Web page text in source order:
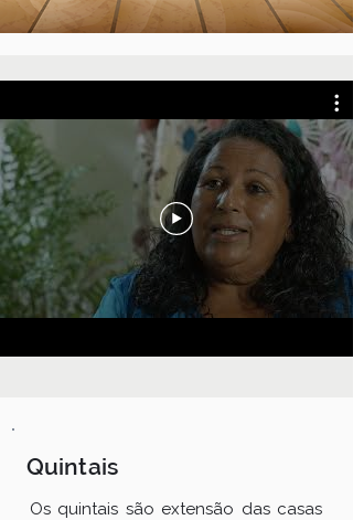
Quintais
Os quintais são extensão das casas